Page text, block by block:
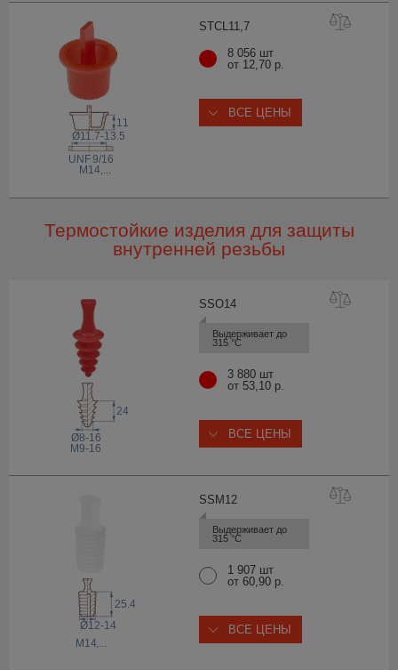
STCL11,7
11
Ø11.7-13.5
UNF9/16
M14
8 056 шт
от 12,70 р.
ВСЕ ЦЕНЫ
Термостойкие изделия для защиты
внутренней резьбы
SSO14
Выдерживает до
315 °С
24
Ø8-16
M9-16
3 880 шт
от 53,10 р.
ВСЕ ЦЕНЫ
SSM 12
Выдерживает до
315 °С
25.4
Ø12-14
M14,...
1 907 шт
от 60,90 р.
ВСЕ ЦЕНЫ